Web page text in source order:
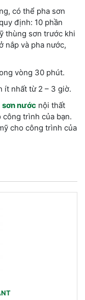
có thể pha sơn
định: 10 phần
thùng sơn trước khi
nắp và pha nước,
vòng 30 phút.
ít nhất từ 2 – 3 giờ.
sơn nước nội thất
công trình của bạn.
cho công trình của